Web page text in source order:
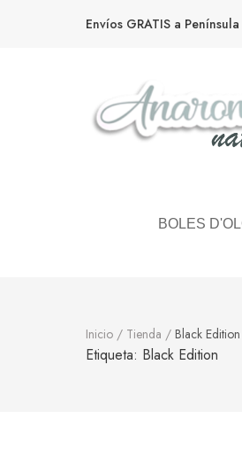
Envíos GRATIS a
BOLES
Inicio / Tienda / Black Edition
Etiqueta: Black Edition